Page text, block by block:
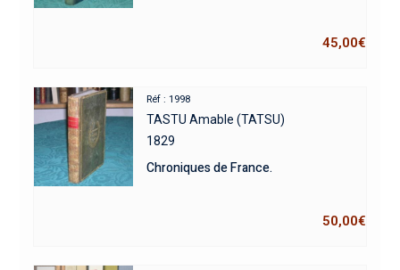
45,00€
Réf : 1998
TASTU Amable (TATSU)
1829
Chroniques de France.
50,00€